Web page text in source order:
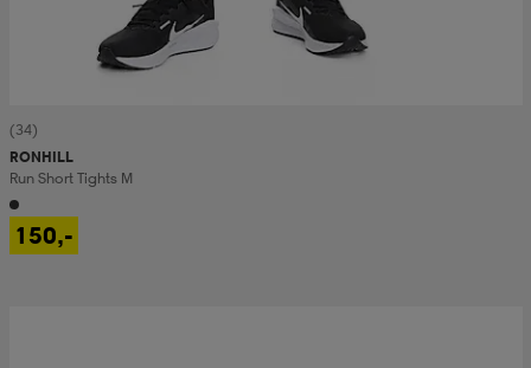
(34)
RONHILL
Run Short Tights M
150,-